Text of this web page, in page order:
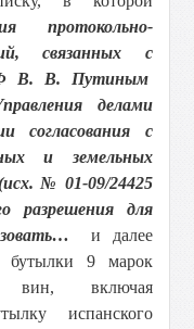
протокольно-
связанных с
В. В. Путиным
делами
согласования с
и земельных
№ 01-09/24425
разрешения для
и далее
бутылки 9 марок
вин, включая
испанского